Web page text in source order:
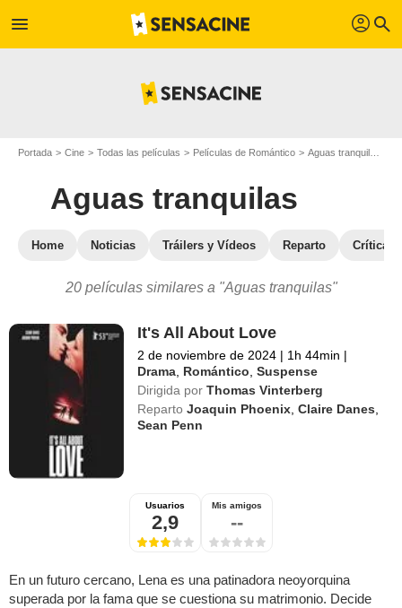
menu profil search
Portada Cine Todas las películas Películas de Romántico Aguas tranquilas
Aguas tranquilas
Home Noticias Tráilers y Vídeos Reparto Críticas
20 películas similares a "Aguas tranquilas"
It's All About Love
2 de noviembre de 2024 | 1h 44min |
Drama Romántico ,Suspense
Dirigida por Thomas Vinterberg
Reparto Joaquin Phoenix ,Claire Danes
Sean Penn
Usuarios
2,9
Mis amigos
--
En un futuro cercano, Lena es una patinadora neoyorquina
superada por la fama que se cuestiona su matrimonio. Decide